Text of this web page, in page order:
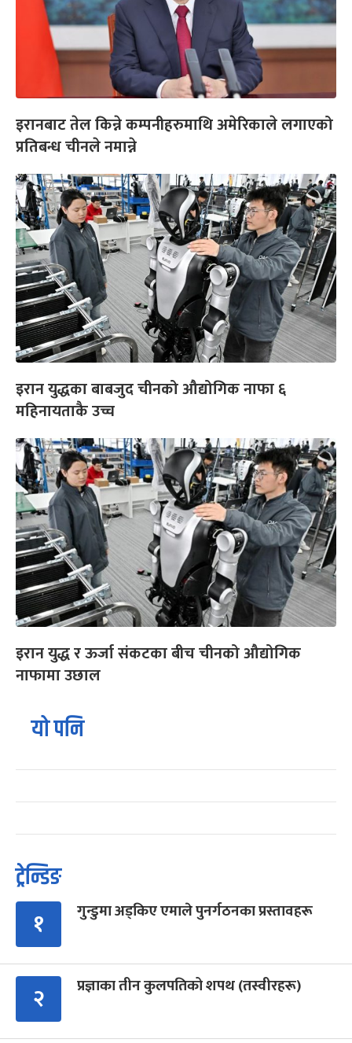
इरानबाट तेल किन्ने कम्पनीहरुमाथि अमेरिकाले लगाएको
प्रतिबन्ध चीनले नमान्ने
इरान युद्धका बाबजुद चीनको औद्योगिक नाफा ६
महिनायताकै उच्च
इरान युद्ध र ऊर्जा संकटका बीच चीनको औद्योगिक
नाफामा उछाल
यो पनि
ट्रेन्डिङ
१ गुन्डुमा अड्किए एमाले पुनर्गठनका प्रस्तावहरू
२ प्रज्ञाका तीन कुलपतिको शपथ (तस्वीरहरू)